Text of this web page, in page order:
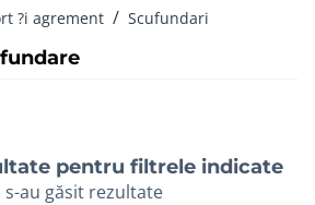
?i agrement Scufundari
pentru filtrele indicate
s-au găsit rezultate